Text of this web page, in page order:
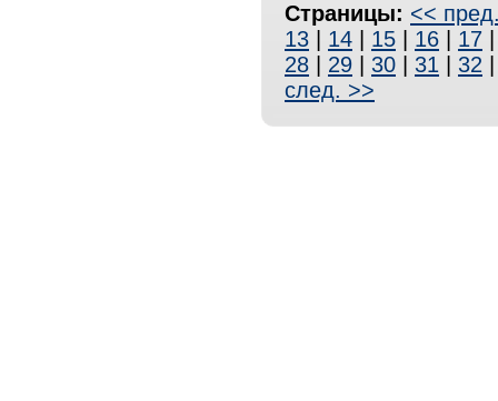
Страницы: <<
13
14 15 16 17
28
29 30 31 32
след. >>